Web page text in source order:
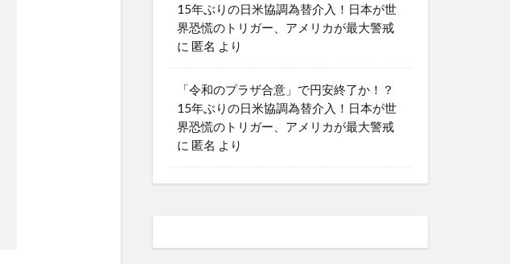
15年ぶりの日米協調為替介入！日本が世
界恐慌のトリガー、アメリカが最大警戒
に 匿名 より
「令和のプラザ合意」で円安終了か！？
15年ぶりの日米協調為替介入！日本が世
界恐慌のトリガー、アメリカが最大警戒
に 匿名 より